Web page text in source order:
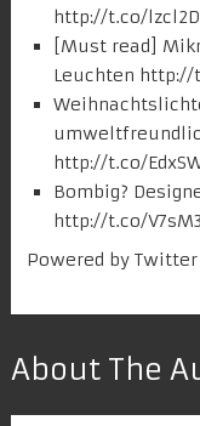
http://t.co/
[Must read]
Leuchten http://
http://t.co/
Bombig?
http://t.co/
Powered by Twitter
About The